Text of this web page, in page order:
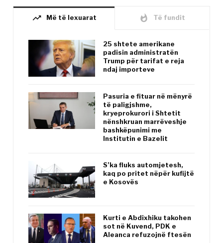
trending_up Më të lexuarat whatshot Të fundit
25 shtete amerikane
padisin administratën
Trump për tarifat e reja
ndaj importeve
Pasuria e fituar në mënyrë
të paligjshme,
kryeprokurori i Shtetit
nënshkruan marrëveshje
bashkëpunimi me
Institutin e Bazelit
S’ka fluks automjetesh,
kaq po pritet nëpër kufijtë
e Kosovës
Kurti e Abdixhiku takohen
sot në Kuvend, PDK e
Aleanca refuzojnë ftesën